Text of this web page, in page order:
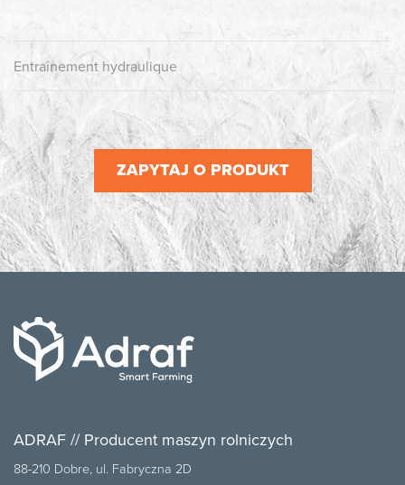
Entraînement hydraulique
ZAPYTAJ O PRODUKT
ADRAF // Producent maszyn rolniczych
88-210 Dobre, ul. Fabryczna 2D